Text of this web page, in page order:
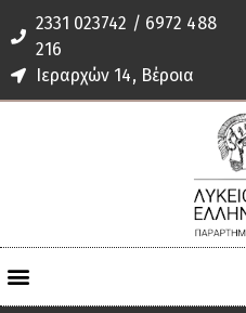
2331 023742 / 6972 488
216
Ιεραρχών 14, Βέροια